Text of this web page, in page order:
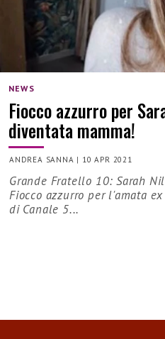
NEWS
Fiocco azzurro per
diventata mamma!
ANDREA SANNA | 10 APR 2021
Grande Fratello 10: Sarah
Fiocco azzurro per l'amata
di Canale 5...